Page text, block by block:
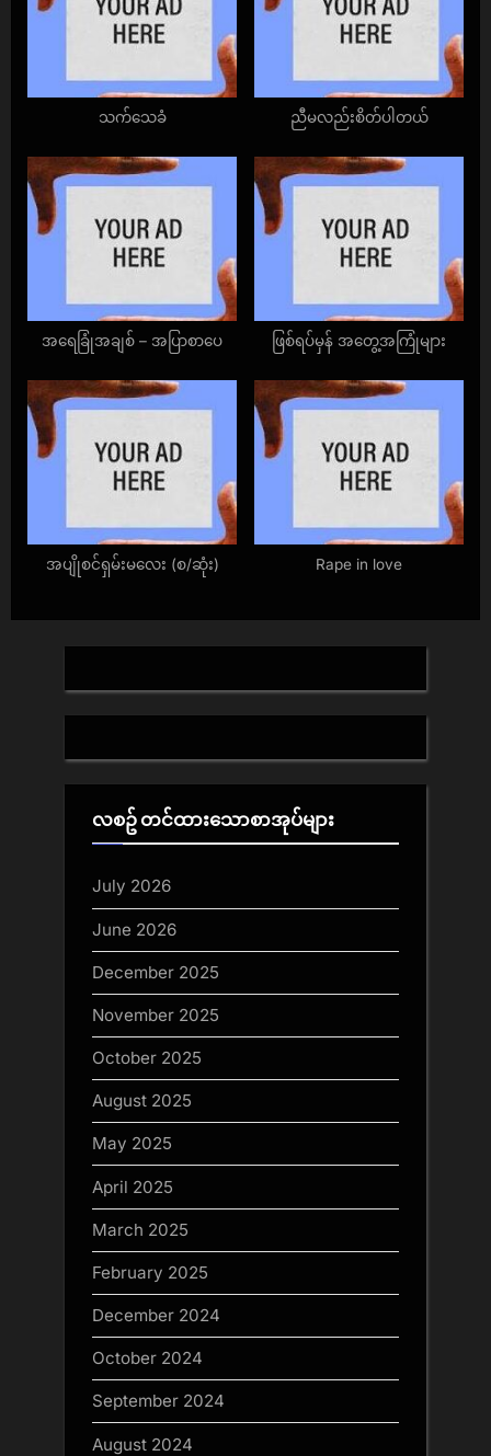
သက်သေခံ ညီမလည်းစိတ်ပါတယ်
အရေခြုံအချစ် – အပြာစာပေ ဖြစ်ရပ်မှန် အတွေ့အကြုံများ
အပျိုစင်ရှမ်းမလေး (စ/ဆုံး) Rape in love
လစဥ် တင်ထားသောစာအုပ်များ
July 2026
June 2026
December 2025
November 2025
October 2025
August 2025
May 2025
April 2025
March 2025
February 2025
December 2024
October 2024
September 2024
August 2024